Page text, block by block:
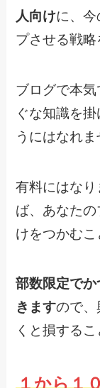
人向けに、今
プさせる戦略
ブログで本
ぐな知識を
うにはなれま
有料にはな
ば、あなた
けをつかむこ
部数限定で
きますので、
くと損する
１から１